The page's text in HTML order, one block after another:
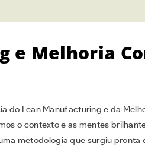
e Melhoria
do Lean Manufacturing e da
o contexto e as mentes
metodologia que surgiu pronta